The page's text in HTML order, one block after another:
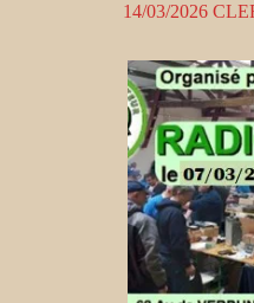
14/03/2026